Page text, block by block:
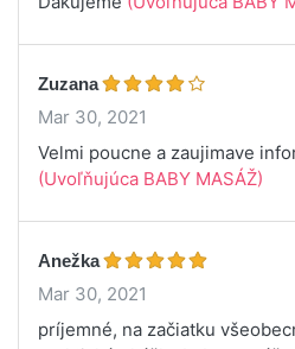
Zuzana
Mar 30, 2021
Velmi poucne a zaujimave
(Uvoľňujúca BABY MASÁŽ)
Anežka
Mar 30, 2021
príjemné, na začiatku